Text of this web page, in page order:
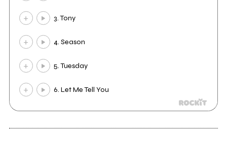
3. Tony
4. Season
5. Tuesday
6. Let Me Tell You